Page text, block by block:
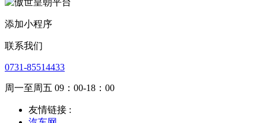
添加小程序
联系我们
0731-85514433
周一至周五 09：00-18：00
友情链接 :